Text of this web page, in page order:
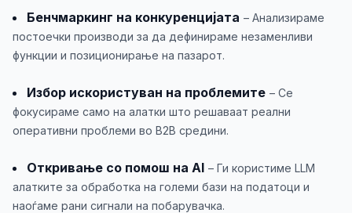
Бенчмаркинг на конкуренцијата – Анализираме
постоечки производи за да дефинираме незаменливи
функции и позиционирање на пазарот.
Избор искористуван на проблемите – Се
фокусираме само на алатки што решаваат реални
оперативни проблеми во B2B средини.
Откривање со помош на AI – Ги користиме LLM
алатките за обработка на големи бази на податоци и
наоѓаме рани сигнали на побарувачка.